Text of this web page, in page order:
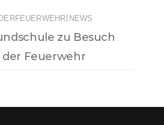
NEWS
zu Besuch
der Feuerwehr